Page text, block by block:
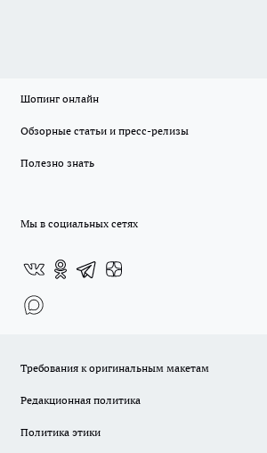
Шопинг онлайн
Обзорные статьи и пресс-релизы
Полезно знать
Мы в социальных сетях
Требования к оригинальным макетам
Редакционная политика
Политика этики